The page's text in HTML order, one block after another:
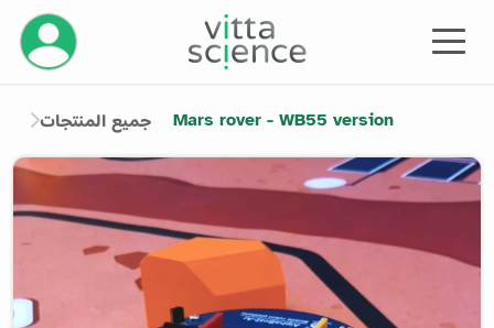
إدارة
جميع المنتجات Mars rover - WB55 version
Product image slider